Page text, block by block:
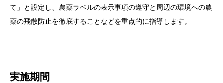
て」と設定し、農薬ラベルの表示事項の遵守と周辺の環境への農
薬の飛散防止を徹底することなどを重点的に指導します。
実施期間